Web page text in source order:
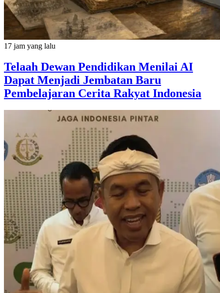
17 jam yang lalu
Telaah Dewan Pendidikan Menilai AI
Dapat Menjadi Jembatan Baru
Pembelajaran Cerita Rakyat Indonesia